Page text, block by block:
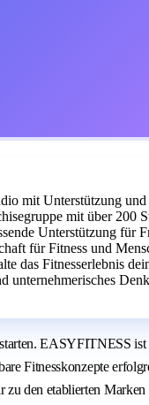
mit Unterstützung und
mit über 200
Unterstützung für
für Fitness und
das Fitnesserlebnis
unternehmerisches
EASYFITNESS
Fitnesskonzepte
den etablierten Marken